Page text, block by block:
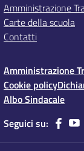
Amministrazione
Carte della scuola
Contatti
Amministrazione
Cookie policy
Albo Sindacale
Seguici su: